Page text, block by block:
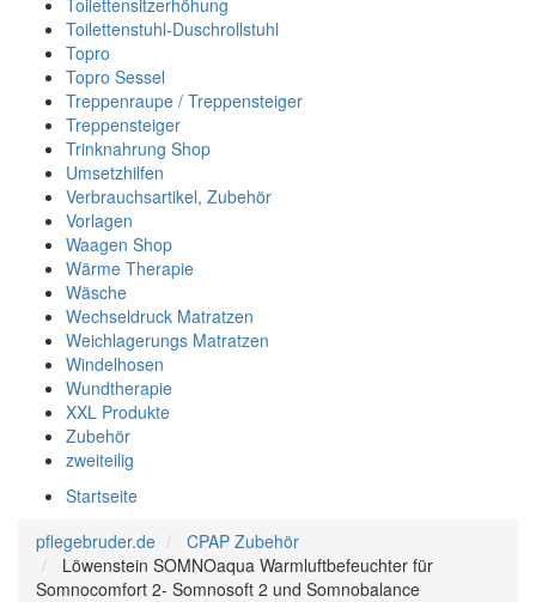
Toilettensitzerhöhung
Toilettenstuhl-Duschrollstuhl
Topro
Topro Sessel
Treppenraupe / Treppensteiger
Treppensteiger
Trinknahrung Shop
Umsetzhilfen
Verbrauchsartikel, Zubehör
Vorlagen
Waagen Shop
Wärme Therapie
Wäsche
Wechseldruck Matratzen
Weichlagerungs Matratzen
Windelhosen
Wundtherapie
XXL Produkte
Zubehör
zweiteilig
Startseite
pflegebruder.de
CPAP Zubehör
Löwenstein SOMNOaqua Warmluftbefeuchter für
Somnocomfort 2- Somnosoft 2 und Somnobalance